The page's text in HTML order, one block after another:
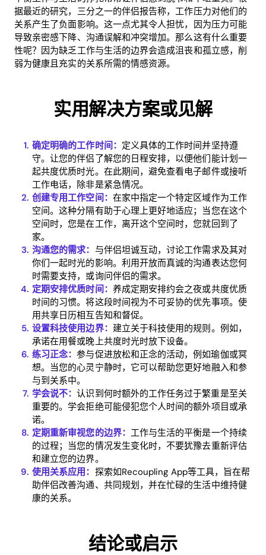
Home
Blog
Download
据最近的研究，三分之一的伴侣报告称，工作压力对他们的
关系产生了负面影响。这一点尤其令人担忧，因为压力可能
导致亲密感下降、沟通误解和冲突增加。那么这有什么重要
性呢？因为缺乏工作与生活的边界会造成沮丧和孤立感，削
弱为健康且充实的关系所需的情感资源。
实用解决方案或见解
确定明确的工作时间： 定义具体的工作时间并坚持遵
守。让您的伴侣了解您的日程安排，以便他们能计划一
起共度优质时光。在此期间，避免查看电子邮件或接听
工作电话，除非是紧急情况。
创建专用工作空间： 在家中指定一个特定区域作为工作
空间。这种分隔有助于心理上更好地适应；当您在这个
空间时，您是在工作，离开这个空间时，您就回到了
家。
沟通您的需求： 与伴侣坦诚互动，讨论工作需求及其对
你们一起时光的影响。利用开放而真诚的沟通表达您何
时需要支持，或询问伴侣的需求。
定期安排优质时间： 养成定期安排约会之夜或共度优质
时间的习惯。将这段时间视为不可妥协的优先事项。使
用共享日历相互告知和督促。
设置科技使用边界： 建立关于科技使用的规则。例如，
承诺在用餐或晚上共度时光时放下设备。
练习正念：参与促进放松和正念的活动，例如瑜伽或冥
想。当您的心灵宁静时，它可以帮助您更好地融入和参
与到关系中。
学会说不：认识到何时额外的工作任务过于繁重是至关
重要的。学会拒绝可能侵犯您个人时间的额外项目或承
诺。
定期重新审视您的边界： 工作与生活的平衡是一个持续
的过程；当您的情况发生变化时，不要犹豫去重新评估
和建立您的边界。
使用关系应用： 探索如Recoupling App等工具，旨在帮
助伴侣改善沟通、共同规划，并在忙碌的生活中维持健
康的关系。
结论或启示